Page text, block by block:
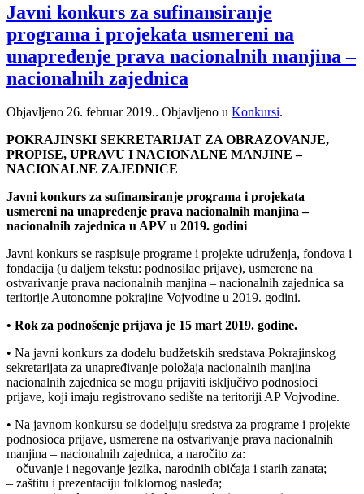
Javni konkurs za sufinansiranje
programa i projekata usmereni na
unapređenje prava nacionalnih manjina –
nacionalnih zajednica
Objavljeno 26. februar 2019.. Objavljeno u Konkursi.
POKRAJINSKI SEKRETARIJAT ZA OBRAZOVANJE,
PROPISE, UPRAVU I NACIONALNE MANJINE –
NACIONALNE ZAJEDNICE
Javni konkurs za sufinansiranje programa i projekata
usmereni na unapređenje prava nacionalnih manjina –
nacionalnih zajednica u APV u 2019. godini
Javni konkurs se raspisuje programe i projekte udruženja, fondova i
fondacija (u daljem tekstu: podnosilac prijave), usmerene na
ostvarivanje prava nacionalnih manjina – nacionalnih zajednica sa
teritorije Autonomne pokrajine Vojvodine u 2019. godini.
• Rok za podnošenje prijava je 15 mart 2019. godine.
• Na javni konkurs za dodelu budžetskih sredstava Pokrajinskog
sekretarijata za unapređivanje položaja nacionalnih manjina –
nacionalnih zajednica se mogu prijaviti isključivo podnosioci
prijave, koji imaju registrovano sedište na teritoriji AP Vojvodine.
• Na javnom konkursu se dodeljuju sredstva za programe i projekte
podnosioca prijave, usmerene na ostvarivanje prava nacionalnih
manjina – nacionalnih zajednica, a naročito za:
– očuvanje i negovanje jezika, narodnih običaja i starih zanata;
– zaštitu i prezentaciju folklornog nasleđa;